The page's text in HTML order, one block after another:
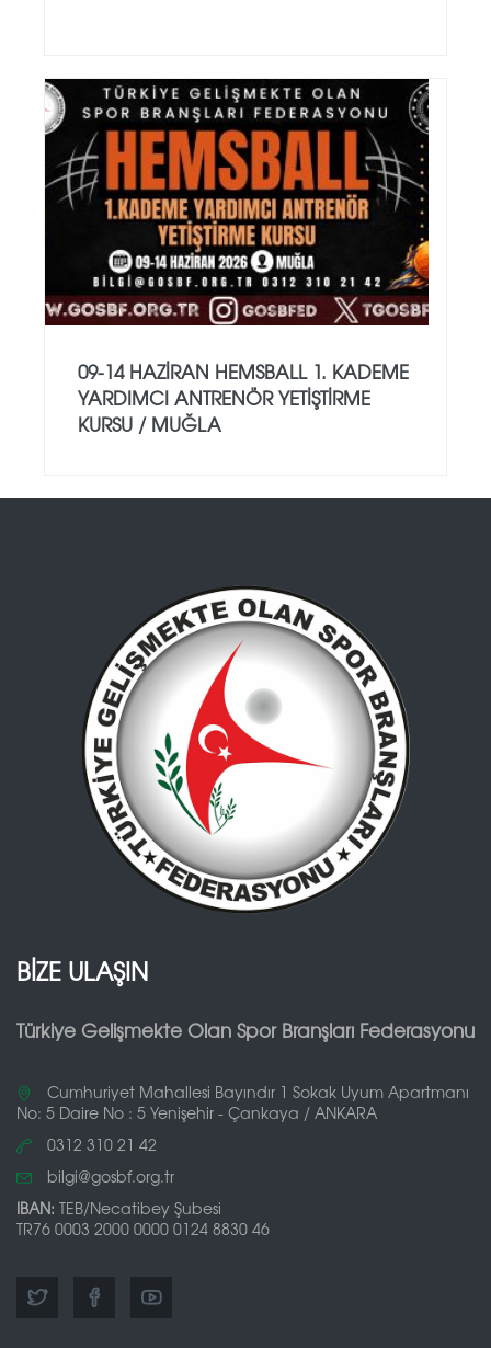
09-14 HAZİRAN HEMSBALL 1. KADEME
YARDIMCI ANTRENÖR YETİŞTİRME
KURSU / MUĞLA
BİZE ULAŞIN
Türkiye Gelişmekte Olan Spor Branşları Federasyonu
Cumhuriyet Mahallesi Bayındır 1 Sokak Uyum Apartmanı
No: 5 Daire No : 5 Yenişehir - Çankaya / ANKARA
0312 310 21 42
bilgi@gosbf.org.tr
IBAN: TEB/Necatibey Şubesi
TR76 0003 2000 0000 0124 8830 46